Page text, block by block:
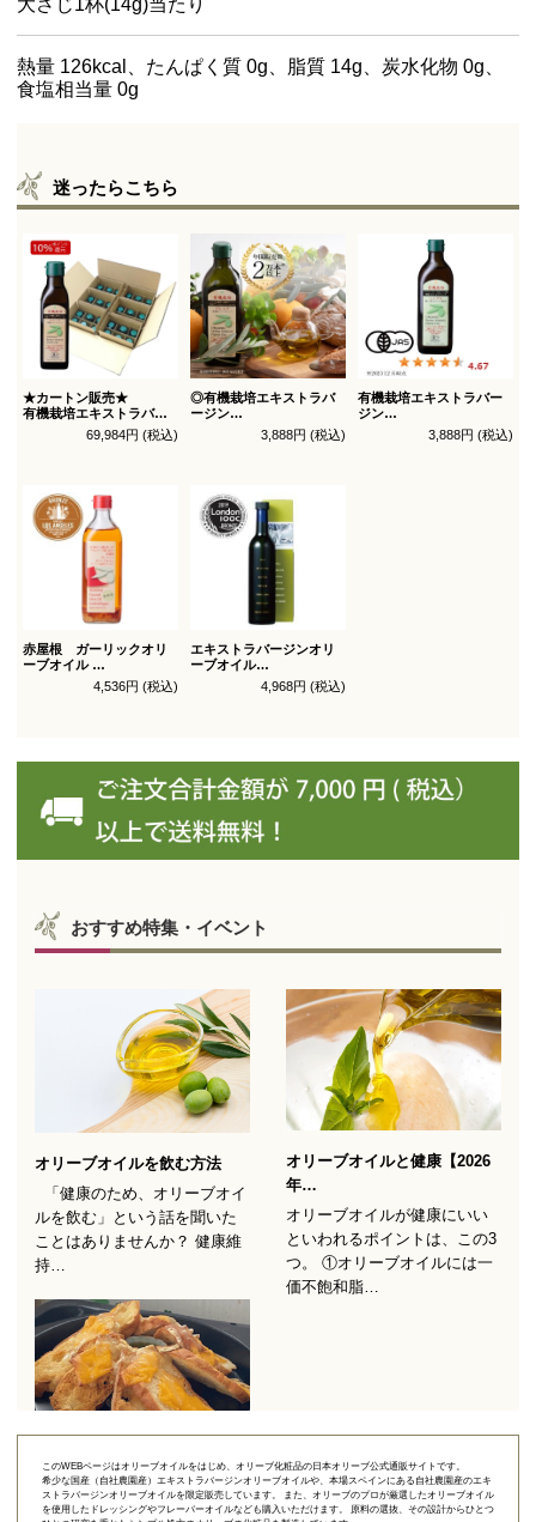
大さじ1杯(14g)当たり
熱量 126kcal、たんぱく質 0g、脂質 14g、炭水化物 0g、
食塩相当量 0g
迷ったらこちら
★カートン販売★
有機栽培エキストラバー
オリーブオイル ブレンド
69,984円 (税込)
◎有機栽培エキストラバ
ージン
オリーブオイル ブレンド
3,888円 (税込)
有機栽培エキストラバー
ジン
オリーブオイル シングル
3,888円 (税込)
赤屋根 ガーリックオリ
ーブオイル
4,536円 (税込)
エキストラバージンオリ
ーブオイル
トルトサ 450g 1本箱入
（スペイン自社農園産）
4,968円 (税込)
このWEBページはオリーブオイルをはじめ、オリーブ化粧品の日本オリーブ公式通販サイトです。
希少な国産（自社農園産）エキストラバージンオリーブオイルや、本場スペインにある自社農園産のエキ
ストラバージンオリーブオイルを限定販売しています。 また、オリーブのプロが厳選したオリーブオイル
を使用したドレッシングやフレーバーオイルなども購入いただけます。 原料の選抜、その設計からひとつ